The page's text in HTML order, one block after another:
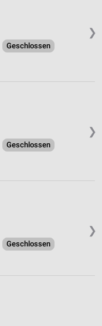
❯
Geschlossen
❯
Geschlossen
❯
Geschlossen